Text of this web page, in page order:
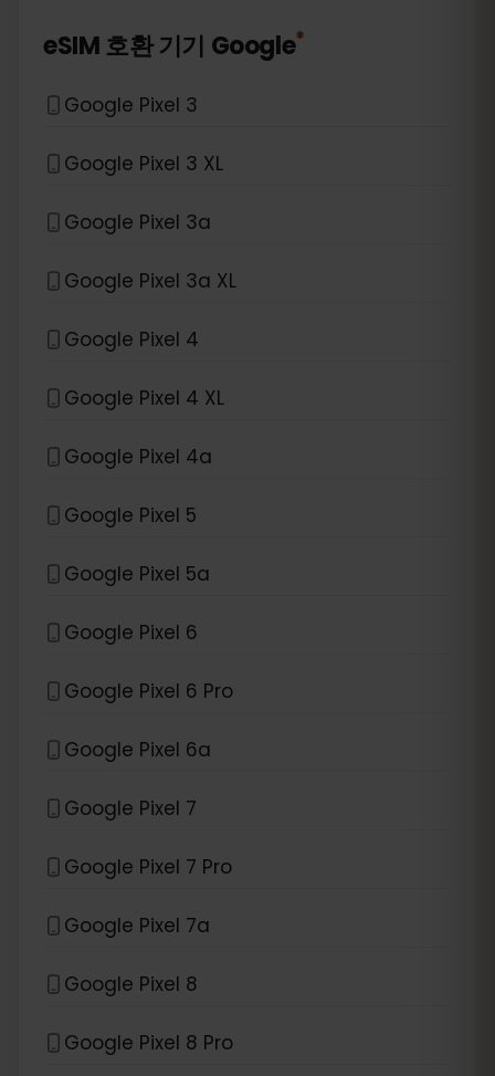
eSIM 호환 기기 Google*
Google Pixel 3
Google Pixel 3 XL
Google Pixel 3a
Google Pixel 3a XL
Google Pixel 4
Google Pixel 4 XL
Google Pixel 4a
Google Pixel 5
Google Pixel 5a
Google Pixel 6
Google Pixel 6 Pro
Google Pixel 6a
Google Pixel 7
Google Pixel 7 Pro
Google Pixel 7a
Google Pixel 8
Google Pixel 8 Pro